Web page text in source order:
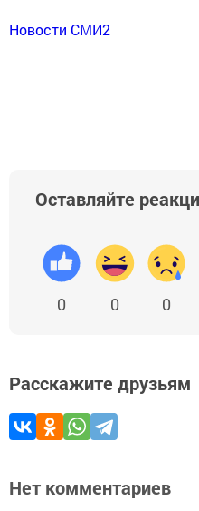
Новости СМИ2
Оставляйте
0 0 0
Расскажите друзьям
Нет комментариев